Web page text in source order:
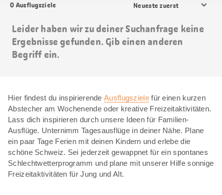
0 Ausflugsziele
Sortierung
Leider haben wir zu deiner Suchanfrage keine
Ergebnisse gefunden. Gib einen anderen
Begriff ein.
Hier findest du inspirierendeAusflugszielefür einen kurzen
Abstecher am Wochenende oder kreative Freizeitaktivitäten.
Lass dich inspirieren durch unsere Ideen für Familien-
Ausflüge. Unternimm Tagesausflüge in deiner Nähe. Plane
ein paar Tage Ferien mit deinen Kindern und erlebe die
schöne Schweiz. Sei jederzeit gewappnet für ein spontanes
Schlechtwetterprogramm und plane mit unserer Hilfe sonnige
Freizeitaktivitäten für Jung und Alt.